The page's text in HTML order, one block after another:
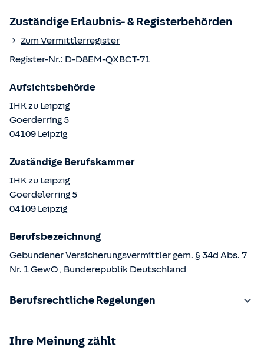
Zuständige Erlaubnis- & Registerbehörden
Zum Vermittlerregister
Register-Nr.: D-D8EM-QXBCT-71
Aufsichtsbehörde
IHK zu Leipzig
Goerderring5
04109 Leipzig
Zuständige Berufskammer
IHK zu Leipzig
Goerdelerring5
04109 Leipzig
Berufsbezeichnung
Gebundener Versicherungsvermittler gem. § 34d Abs. 7
Nr. 1 GewO , Bunderepublik Deutschland
Berufsrechtliche Regelungen
§§ 59 – 68 Gesetz über den Versicherungsvertrag
Ihre Meinung zählt